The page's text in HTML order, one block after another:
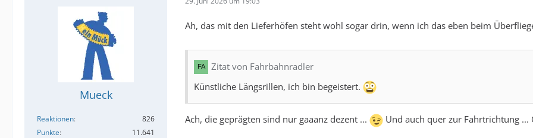
Mueck
Reaktionen
826
Punkte
11.641
Ah, das mit den Lieferhöfen steht wohl sogar drin, wenn ich das eben beim
Zitat von Fahrbahnradler
Künstliche Längsrillen, ich bin begeistert.
Ach, die geprägten sind nur gaaanz dezent ... Und auch quer zur Fahrtrichtung ...